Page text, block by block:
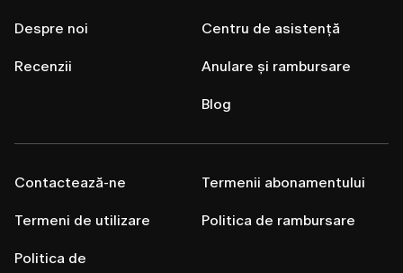
Despre noi
Recenzii
Centru de asistență
Anulare și rambursare
Blog
Contactează-ne
Termeni de utilizare
Politica de
Termenii abonamentului
Politica de rambursare